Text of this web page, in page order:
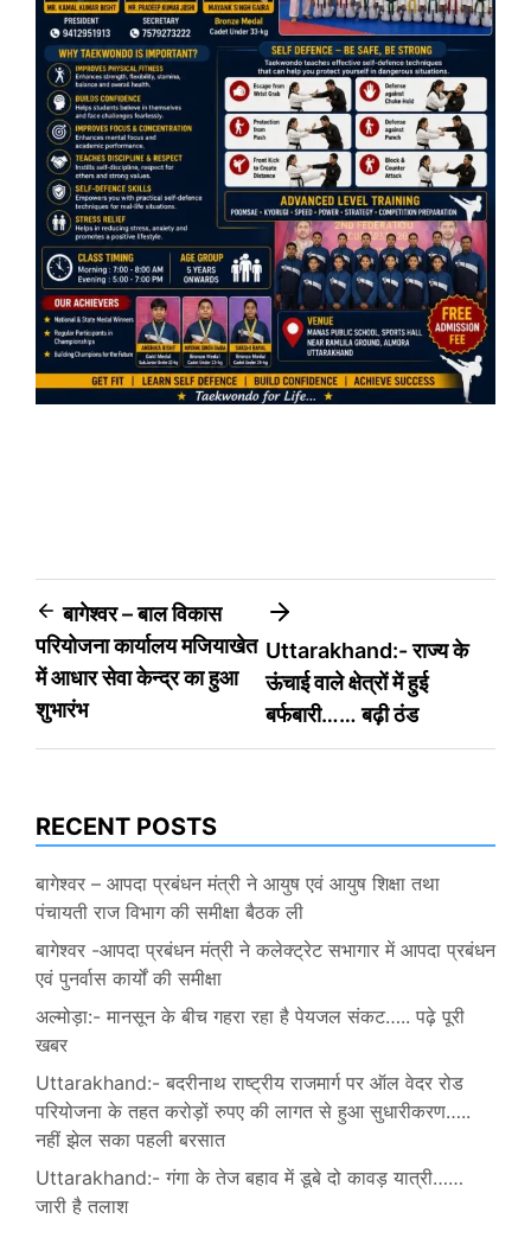
Post
navigation
बागेश्वर – बाल विकास
परियोजना कार्यालय मजियाखेत
में आधार सेवा केन्द्र का हुआ
शुभारंभ
Uttarakhand:- राज्य के
ऊंचाई वाले क्षेत्रों में हुई
बर्फबारी…… बढ़ी ठंड
RECENT POSTS
बागेश्वर – आपदा प्रबंधन मंत्री ने आयुष एवं आयुष शिक्षा तथा
पंचायती राज विभाग की समीक्षा बैठक ली
बागेश्वर -आपदा प्रबंधन मंत्री ने कलेक्ट्रेट सभागार में आपदा प्रबंधन
एवं पुनर्वास कार्यों की समीक्षा
अल्मोड़ा:- मानसून के बीच गहरा रहा है पेयजल संकट….. पढ़े पूरी
खबर
Uttarakhand:- बदरीनाथ राष्ट्रीय राजमार्ग पर ऑल वेदर रोड
परियोजना के तहत करोड़ों रुपए की लागत से हुआ सुधारीकरण…..
नहीं झेल सका पहली बरसात
Uttarakhand:- गंगा के तेज बहाव में डूबे दो कावड़ यात्री……
जारी है तलाश